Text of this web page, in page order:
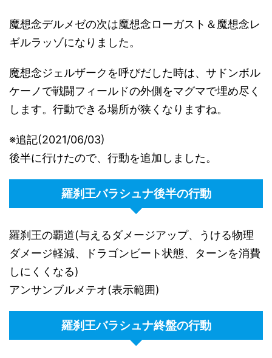
魔想念デルメゼの次は魔想念ローガスト＆魔想念レ
ギルラッゾになりました。
魔想念ジェルザークを呼びだした時は、サドンボル
ケーノで戦闘フィールドの外側をマグマで埋め尽く
します。行動できる場所が狭くなりますね。
※追記(2021/06/03)
後半に行けたので、行動を追加しました。
羅刹王バラシュナ後半の行動
羅刹王の覇道(与えるダメージアップ、うける物理
ダメージ軽減、ドラゴンビート状態、ターンを消費
しにくくなる)
アンサンブルメテオ(表示範囲)
羅刹王バラシュナ終盤の行動